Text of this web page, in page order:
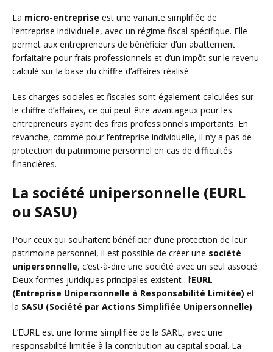
La micro-entreprise est une variante simplifiée de
l’entreprise individuelle, avec un régime fiscal spécifique. Elle
permet aux entrepreneurs de bénéficier d’un abattement
forfaitaire pour frais professionnels et d’un impôt sur le revenu
calculé sur la base du chiffre d’affaires réalisé.
Les charges sociales et fiscales sont également calculées sur
le chiffre d’affaires, ce qui peut être avantageux pour les
entrepreneurs ayant des frais professionnels importants. En
revanche, comme pour l’entreprise individuelle, il n’y a pas de
protection du patrimoine personnel en cas de difficultés
financières.
La société unipersonnelle (EURL
ou SASU)
Pour ceux qui souhaitent bénéficier d’une protection de leur
patrimoine personnel, il est possible de créer une société
unipersonnelle, c’est-à-dire une société avec un seul associé.
Deux formes juridiques principales existent : l’EURL
(Entreprise Unipersonnelle à Responsabilité Limitée) et
la SASU (Société par Actions Simplifiée Unipersonnelle).
L’EURL est une forme simplifiée de la SARL, avec une
responsabilité limitée à la contribution au capital social. La